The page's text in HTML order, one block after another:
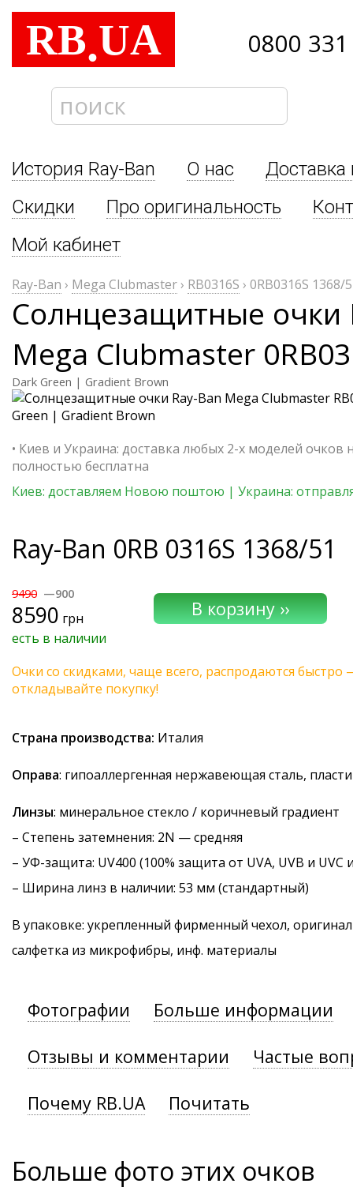
RB.UA 0800
История Ray-Ban О нас
Доставка
Скидки
Про оригинальность
Мой кабинет
Ray-Ban › Mega Clubmaster› RB0316S › 0RB0316S 1368/
Солнцезащитные очки
Mega Clubmaster
Dark Green | Gradient Brown
• Киев и Украина: доставка любых 2-х моделей очков
полностью бесплатна
Киев: доставляем Новою поштою | Украина:
Ray-Ban 0RB 0316S 1368/51
9490 —900
8590 грн
есть в наличии
Очки со скидками, чаще всего, распродаются быстро
откладывайте покупку!
Страна производства: Италия
Оправа: гипоаллергенная нержавеющая сталь,
Линзы: минеральное стекло / коричневый градиент
– Степень затемнения: 2N — средняя
– УФ-защита: UV400 (100% защита от UVA, UVB и UVC
– Ширина линз в наличии: 53 мм (стандартный)
В упаковке: укрепленный фирменный чехол,
салфетка из микрофибры, инф. материалы
Фотографии Больше информации
Отзывы и комментарии Частые
Почему RB.UA Почитать
Больше фото этих очков